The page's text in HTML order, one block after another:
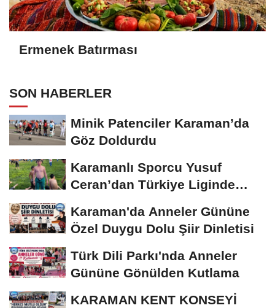
Ermenek Batırması
SON HABERLER
Minik Patenciler Karaman’da
Göz Doldurdu
Karamanlı Sporcu Yusuf
Ceran’dan Türkiye Liginde
Karaman'da Anneler Gününe
Özel Duygu Dolu Şiir Dinletisi
Türk Dili Parkı'nda Anneler
Gününe Gönülden Kutlama
KARAMAN KENT KONSEYİ